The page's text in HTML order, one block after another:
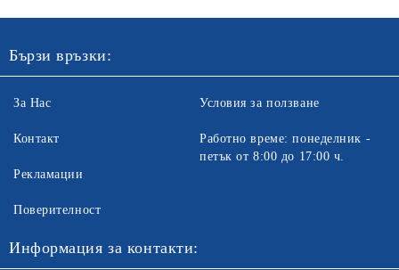
Бързи връзки:
За Нас
Контакт
Рекламации
Поверителност
Условия за ползване
Работно време: понеделник -
петък от 8:00 до 17:00 ч.
Информация за контакти: